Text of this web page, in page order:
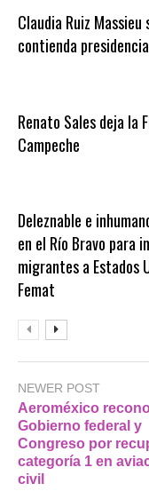
Claudia Ruiz Massieu
contienda
Renato Sales deja la
Campeche
Deleznable e
en el Río Bravo para
migrantes a Estados
Femat
NEWER POST
Aeroméxico
Gobierno federal y
Congreso por
categoría 1 en
civil